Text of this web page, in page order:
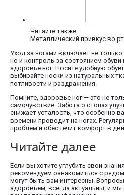
Читайте также:
Металлический привкус во
Уход за ногами включает не
но и контроль за состоянием
здоровье ног. Носите удобную
выбирайте носки из натуральных
потливости и раздражения.
Помните, здоровье ног — это не
самочувствие. Забота о стопах
снижает усталость, что особенно
времени проводит на ногах.
проблем и обеспечит комфорт в
Читайте далее
Если вы хотите углубить свои
рекомендуем ознакомиться с
могут быть вам интересны.
здоровьем, всегда актуальны, и